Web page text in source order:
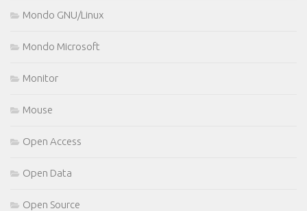
Mondo GNU/Linux
Mondo Microsoft
Monitor
Mouse
Open Access
Open Data
Open Source